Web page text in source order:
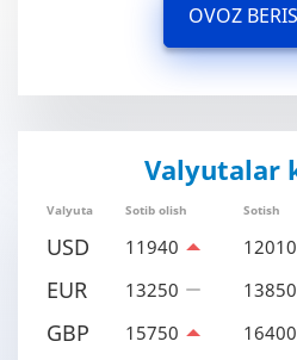
OVOZ
Valyutalar
Valyuta Sotib olish Sotish
USD 11940 12010
EUR 13250 13850
GBP 15750 16400